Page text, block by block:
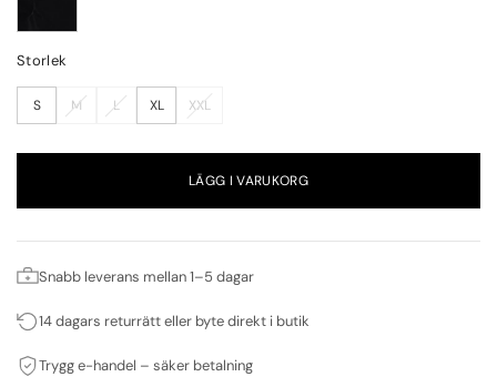
Storlek
S M L XL XXL
LÄGG I VARUKORG
Snabb leverans mellan 1–5 dagar
14 dagars returrätt eller byte direkt i butik
Trygg e-handel – säker betalning